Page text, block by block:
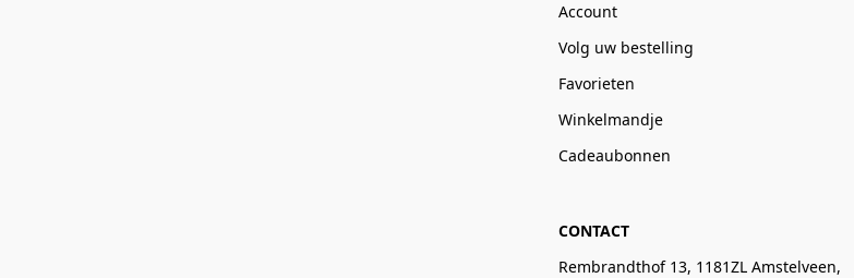
Account
Volg uw bestelling
Favorieten
Winkelmandje
Cadeaubonnen
CONTACT
Rembrandthof 13, 1181ZL Amstelveen,